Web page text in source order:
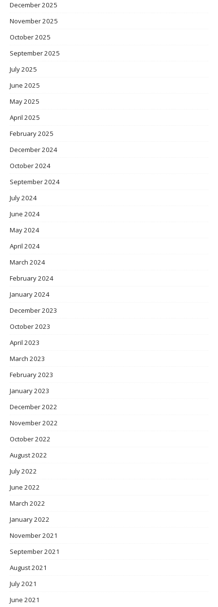
December 2025
November 2025
October 2025
September 2025
July 2025
June 2025
May 2025
April 2025
February 2025
December 2024
October 2024
September 2024
July 2024
June 2024
May 2024
April 2024
March 2024
February 2024
January 2024
December 2023
October 2023
April 2023
March 2023
February 2023
January 2023
December 2022
November 2022
October 2022
August 2022
July 2022
June 2022
March 2022
January 2022
November 2021
September 2021
August 2021
July 2021
June 2021